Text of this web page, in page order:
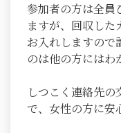
参加者の方は全員
ますが、回収し
お入れしますので
のは他の方にはわ
しつこく連絡先
で、女性の方に安